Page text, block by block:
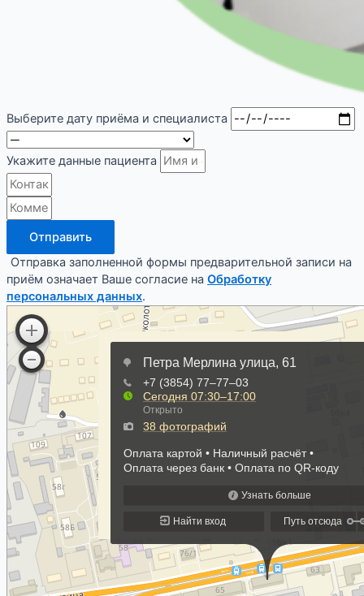
Выберите дату приёма и специалиста
Укажите данные пациента
Отправить
Отправка заполненной формы предварительной записи на
приём означает Ваше согласие на Обработку
персональных данных.